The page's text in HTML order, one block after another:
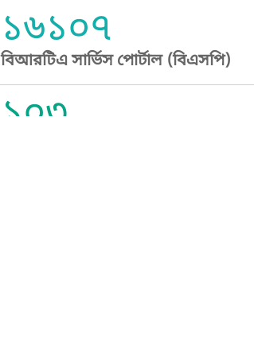
১৬১০৭
বিআরটিএ সার্ভিস পোর্টাল (বিএসপি)
১০৩